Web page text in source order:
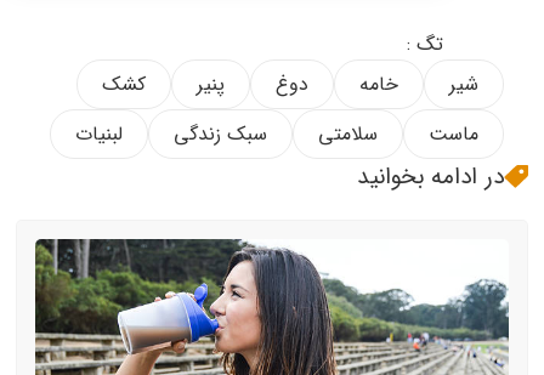
تگ :
شیر
خامه دوغ پنیر
کشک
ماست
سلامتی سبک زندگی لبنیات
در ادامه بخوانید